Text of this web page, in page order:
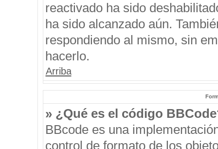
reactivado ha sido
ha sido alcanzado aún.
respondiendo al mismo, sin
hacerlo.
Arriba
» ¿Qué es el código
BBcode es una
control de formato de los